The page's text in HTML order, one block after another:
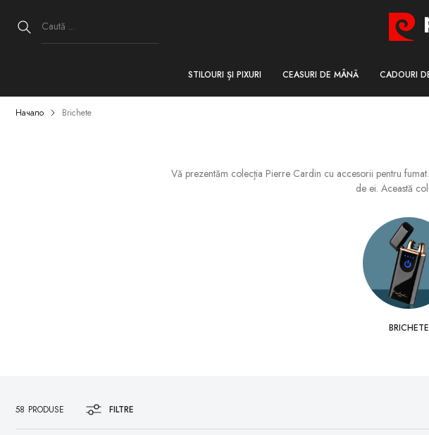
STILOURI ȘI PIXURI CEASURI DE MÂNĂ CADOURI
Начало Brichete
Vă prezentăm colecția Pierre Cardin cu accesorii pentru
de ei. Această
BRICHETE
58 PRODUSE FILTRE